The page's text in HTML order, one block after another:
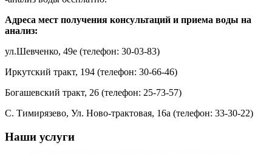
Адреса мест получения консультаций и приема воды на
анализ:
ул.Шевченко, 49е (телефон: 30-03-83)
Иркутский тракт, 194 (телефон: 30-66-46)
Богашевский тракт, 26 (телефон: 25-73-57)
С. Тимирязево, Ул. Ново-трактовая, 16а (телефон: 33-30-22)
Наши услуги